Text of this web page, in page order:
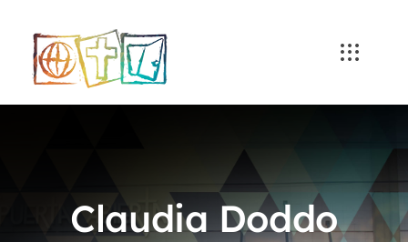
content
Claudia Doddo